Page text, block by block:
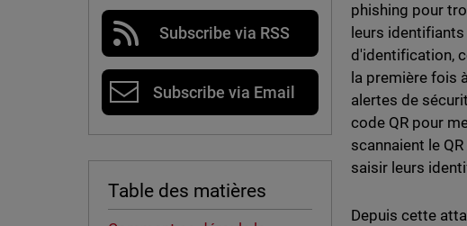
Subscribe via RSS
Subscribe via Email
Table des matières
phishing pour
leurs
d'identification,
la première fois
alertes de
code QR pour
scannaient le
saisir leurs
Depuis cette